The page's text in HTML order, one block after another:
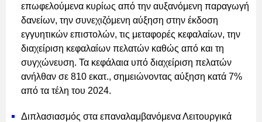
επωφελούμενα κυρίως από την αυξανόμενη παραγωγή
δανείων, την συνεχιζόμενη αύξηση στην έκδοση
εγγυητικών επιστολών, τις μεταφορές κεφαλαίων, την
διαχείριση κεφαλαίων πελατών καθώς από και τη
συγχώνευση. Τα κεφάλαια υπό διαχείριση πελατών
ανήλθαν σε 810 εκατ., σημειώνοντας αύξηση κατά 7%
από τα τέλη του 2024.
Διπλασιασμός στα επαναλαμβανόμενα Λειτουργικά